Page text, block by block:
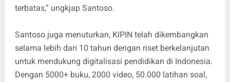
terbatas,” ungkjap Santoso.
Santoso juga menuturkan, KIPIN telah dikembangkan
selama lebih dari 10 tahun dengan riset berkelanjutan
untuk mendukung digitalisasi pendidikan di Indonesia.
Dengan 5000+ buku, 2000 video, 50.000 latihan soal,